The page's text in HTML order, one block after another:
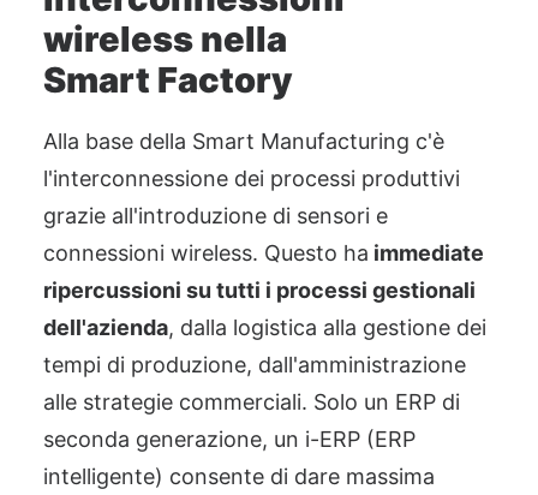
wireless nella
Smart Factory
Alla base della Smart Manufacturing c'è
l'interconnessione dei processi produttivi
grazie all'introduzione di sensori e
connessioni wireless. Questo ha immediate
ripercussioni su tutti i processi gestionali
dell'azienda, dalla logistica alla gestione dei
tempi di produzione, dall'amministrazione
alle strategie commerciali. Solo un ERP di
seconda generazione, un i-ERP (ERP
intelligente) consente di dare massima